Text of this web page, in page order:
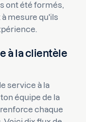
ont été formés,
mesure qu'ils
à la clientèle
service à la
équipe de la
chaque